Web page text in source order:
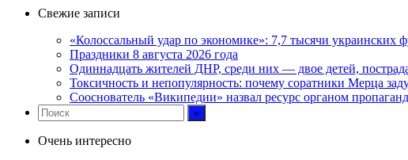
Свежие записи
«Колоссальный удар по экономике»: 7,7 тысячи украинских
Праздники 8 августа 2026 года
Одиннадцать жителей ДНР, среди них — двое детей,
Токсичность и непопулярность: почему соратники Мерца
Сооснователь «Википедии» назвал ресурс органом
Очень интересно